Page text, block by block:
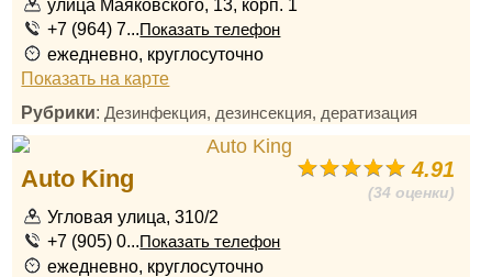
улица Маяковского, 13, корп. 1
+7 (964) 7...Показать телефон
ежедневно, круглосуточно
Показать на карте
Рубрики:Дезинфекция, дезинсекция, дератизация
4.91
(34 оценки)
Auto King
Угловая улица, 310/2
+7 (905) 0...Показать телефон
ежедневно, круглосуточно